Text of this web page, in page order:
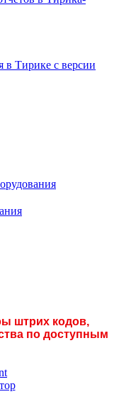
Тирике с версии
штрих кодов,
по доступным